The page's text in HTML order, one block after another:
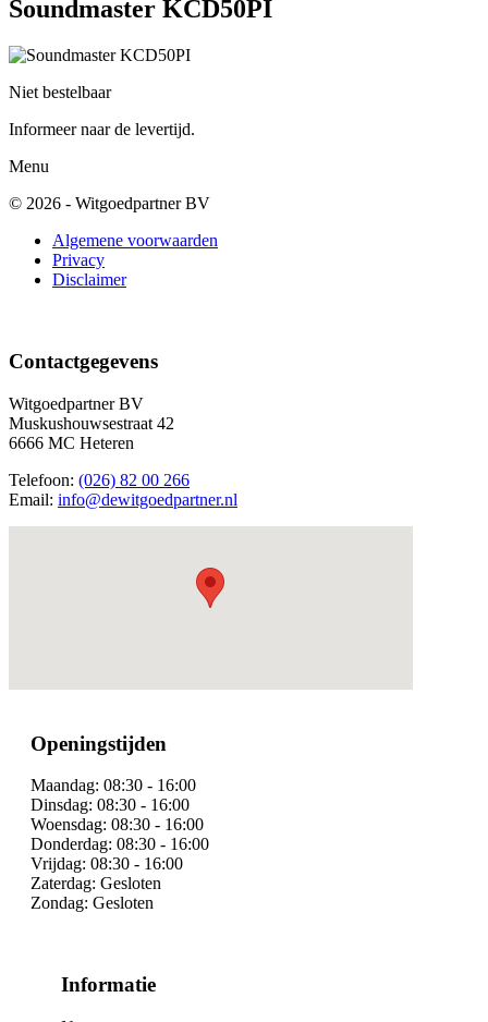
Soundmaster KCD50PI
Niet bestelbaar
Informeer naar de levertijd.
Menu
© 2026 - Witgoedpartner BV
Algemene voorwaarden
Privacy
Disclaimer
Contactgegevens
Witgoedpartner BV
Muskushouwsestraat 42
6666 MC Heteren
Telefoon: (026) 82 00 266
Email: info@dewitgoedpartner.nl
Openingstijden
Maandag: 08:30 - 16:00
Dinsdag: 08:30 - 16:00
Woensdag: 08:30 - 16:00
Donderdag: 08:30 - 16:00
Vrijdag: 08:30 - 16:00
Zaterdag: Gesloten
Zondag: Gesloten
Informatie